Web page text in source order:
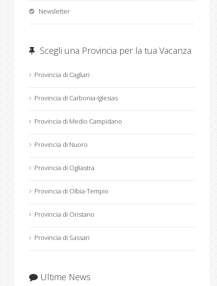
Newsletter
Scegli una Provincia per la tua Vacanza
Provincia di Cagliari
Provincia di Carbonia-Iglesias
Provincia di Medio Campidano
Provincia di Nuoro
Provincia di Ogliastra
Provincia di Olbia-Tempio
Provincia di Oristano
Provincia di Sassari
Ultime News